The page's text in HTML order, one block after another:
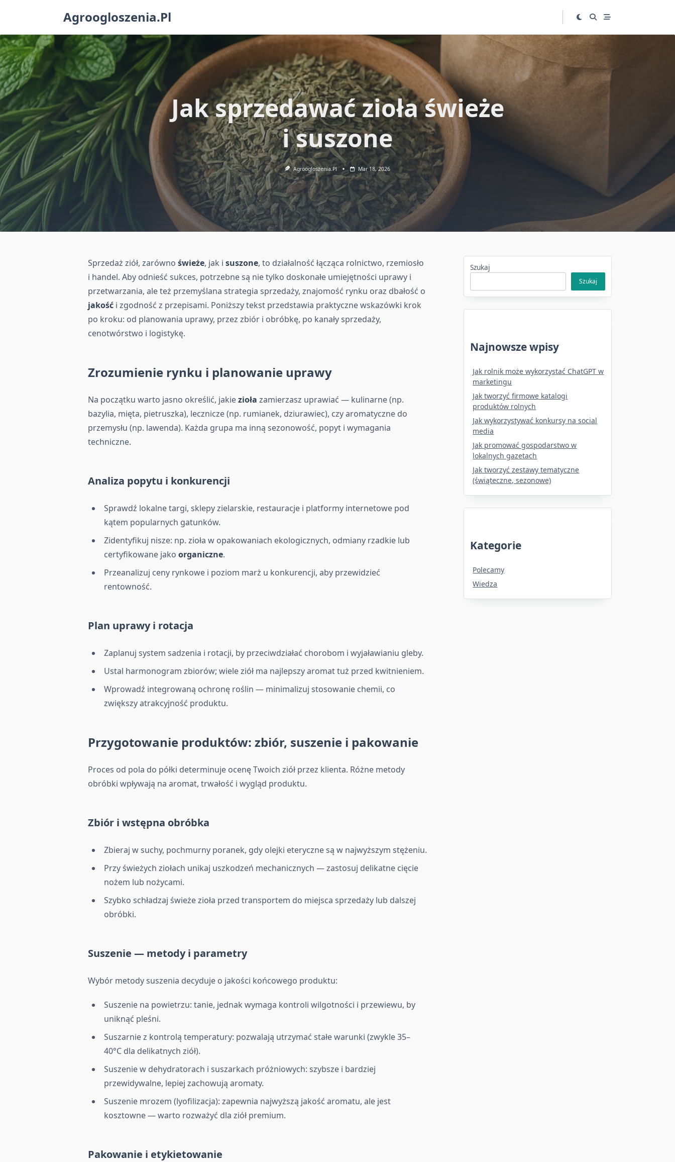
Agroogloszenia.pl
Jak sprzedawać zioła świeże
i suszone
Agroogloszenia.pl Mar 18, 2026
Sprzedaż ziół, zarównoświeże, jak isuszone, to działalność łącząca rolnictwo, rzemiosło
i handel. Aby odnieść sukces, potrzebne są nie tylko doskonałe umiejętności uprawy i
przetwarzania, ale też przemyślana strategia sprzedaży, znajomość rynku oraz dbałość o
jakość i zgodność z przepisami. Poniższy tekst przedstawia praktyczne wskazówki krok
po kroku: od planowania uprawy, przez zbiór i obróbkę, po kanały sprzedaży,
cenotwórstwo i logistykę.
Zrozumienie rynku i planowanie uprawy
Na początku warto jasno określić, jakiezioła zamierzasz uprawiać — kulinarne (np.
bazylia, mięta, pietruszka), lecznicze (np. rumianek, dziurawiec), czy aromatyczne do
przemysłu (np. lawenda). Każda grupa ma inną sezonowość, popyt i wymagania
techniczne.
Analiza popytu i konkurencji
Sprawdź lokalne targi, sklepy zielarskie, restauracje i platformy internetowe pod
kątem popularnych gatunków.
Zidentyfikuj nisze: np. zioła w opakowaniach ekologicznych, odmiany rzadkie lub
certyfikowane jakoorganiczne.
Przeanalizuj ceny rynkowe i poziom marż u konkurencji, aby przewidzieć
rentowność.
Plan uprawy i rotacja
Zaplanuj system sadzenia i rotacji, by przeciwdziałać chorobom i wyjaławianiu gleby.
Ustal harmonogram zbiorów; wiele ziół ma najlepszy aromat tuż przed kwitnieniem.
Wprowadź integrowaną ochronę roślin — minimalizuj stosowanie chemii, co
zwiększy atrakcyjność produktu.
Przygotowanie produktów: zbiór, suszenie i pakowanie
Proces od pola do półki determinuje ocenę Twoich ziół przez klienta. Różne metody
obróbki wpływają na aromat, trwałość i wygląd produktu.
Zbiór i wstępna obróbka
Zbieraj w suchy, pochmurny poranek, gdy olejki eteryczne są w najwyższym stężeniu.
Przy świeżych ziołach unikaj uszkodzeń mechanicznych — zastosuj delikatne cięcie
nożem lub nożycami.
Szybko schładzaj świeże zioła przed transportem do miejsca sprzedaży lub dalszej
obróbki.
Suszenie — metody i parametry
Wybór metody suszenia decyduje o jakości końcowego produktu:
Suszenie na powietrzu: tanie, jednak wymaga kontroli wilgotności i przewiewu, by
uniknąć pleśni.
Suszarnie z kontrolą temperatury: pozwalają utrzymać stałe warunki (zwykle 35–
40°C dla delikatnych ziół).
Suszenie w dehydratorach i suszarkach próżniowych: szybsze i bardziej
przewidywalne, lepiej zachowują aromaty.
Suszenie mrozem (lyofilizacja): zapewnia najwyższą jakość aromatu, ale jest
kosztowne — warto rozważyć dla ziół premium.
Pakowanie i etykietowanie
Szukaj
Szukaj
Najnowsze wpisy
Jak rolnik może wykorzystać ChatGPT w
marketingu
Jak tworzyć firmowe katalogi
produktów rolnych
Jak wykorzystywać konkursy na social
media
Jak promować gospodarstwo w
lokalnych gazetach
Jak tworzyć zestawy tematyczne
(świąteczne, sezonowe)
Kategorie
Polecamy
Wiedza